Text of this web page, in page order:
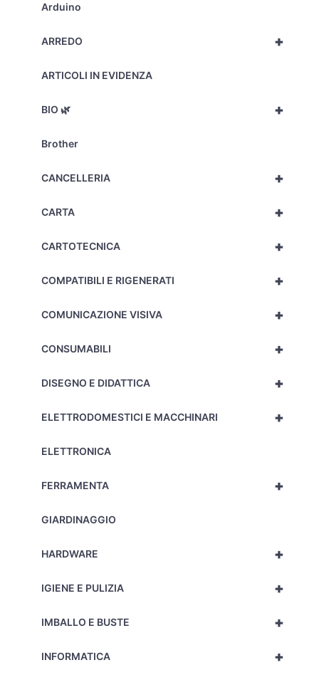
Arduino
+
ARREDO
ARTICOLI IN EVIDENZA
+
BIO 🌿
Brother
+
CANCELLERIA
+
CARTA
+
CARTOTECNICA
+
COMPATIBILI E RIGENERATI
+
COMUNICAZIONE VISIVA
+
CONSUMABILI
+
DISEGNO E DIDATTICA
+
ELETTRODOMESTICI E MACCHINARI
ELETTRONICA
+
FERRAMENTA
GIARDINAGGIO
+
HARDWARE
+
IGIENE E PULIZIA
+
IMBALLO E BUSTE
+
INFORMATICA